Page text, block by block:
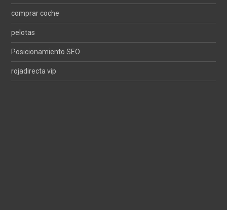
comprar coche
pelotas
Posicionamiento SEO
rojadirecta vip